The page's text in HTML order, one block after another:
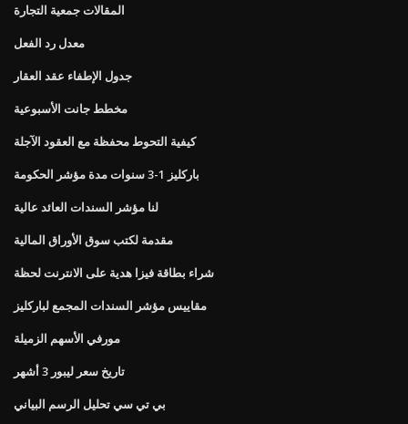
المقالات جمعية التجارة
معدل رد الفعل
جدول الإطفاء عقد العقار
مخطط جانت الأسبوعية
كيفية التحوط محفظة مع العقود الآجلة
باركليز 1-3 سنوات مدة مؤشر الحكومة
لنا مؤشر السندات العائد عالية
مقدمة لكتب سوق الأوراق المالية
شراء بطاقة فيزا هدية على الانترنت لحظة
مقاييس مؤشر السندات المجمع لباركليز
مورفي الأسهم الزميلة
تاريخ سعر ليبور 3 أشهر
بي تي سي تحليل الرسم البياني